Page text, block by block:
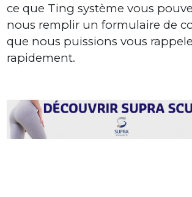
ce que Ting système vous
nous remplir un formulaire de
que nous puissions vous
rapidement.